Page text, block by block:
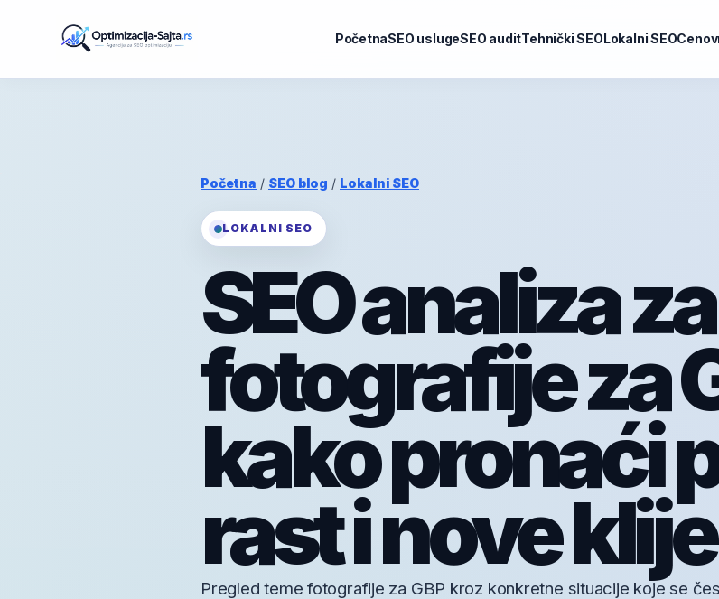
PočetnaSEO uslugeSEO auditTehnički SEOLokalni SEO
Početna / SEO blog / Lokalni SEO
LOKALNI SEO
SEO analiza za
fotografije za
kako pronaći
rast i nove
Pregled teme fotografije za GBP kroz konkretne situacije koje se